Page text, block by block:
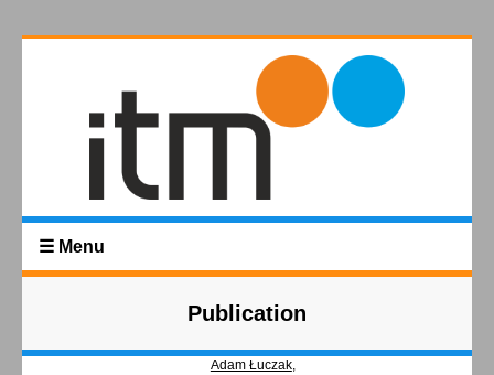
☰ Menu
Publication
Adam Łuczak,